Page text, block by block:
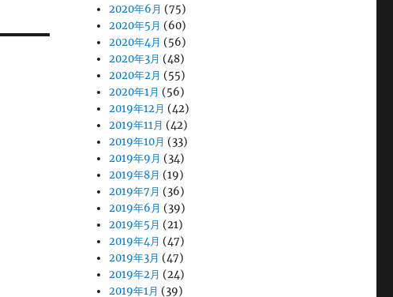
2020年6月 (75)
2020年5月 (60)
2020年4月 (56)
2020年3月 (48)
2020年2月 (55)
2020年1月 (56)
2019年12月 (42)
2019年11月 (42)
2019年10月 (33)
2019年9月 (34)
2019年8月 (19)
2019年7月 (36)
2019年6月 (39)
2019年5月 (21)
2019年4月 (47)
2019年3月 (47)
2019年2月 (24)
2019年1月 (39)